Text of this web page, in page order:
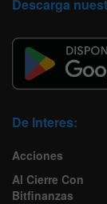
Descarga
De Interes:
Acciones
Al Cierre Con
Bitfinanzas